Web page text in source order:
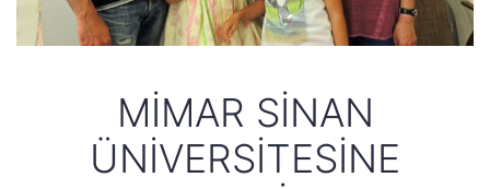
MIMAR SINAN
ÜNIVERSITESINE